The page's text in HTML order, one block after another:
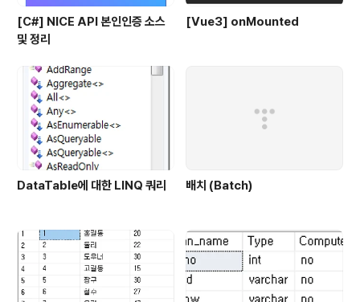
[C#] NICE API 본인인증 소스
및 정리
[Vue3] onMounted
DataTable에 대한 LINQ 쿼리 배치 (Batch)